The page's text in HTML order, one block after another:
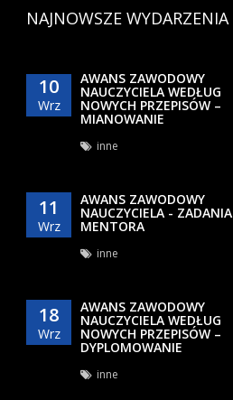
NAJNOWSZE WYDARZENIA
10
Wrz
AWANS ZAWODOWY
NAUCZYCIELA WEDŁUG
NOWYCH PRZEPISÓW –
MIANOWANIE
inne
11
Wrz
AWANS ZAWODOWY
NAUCZYCIELA - ZADANIA
MENTORA
inne
18
Wrz
AWANS ZAWODOWY
NAUCZYCIELA WEDŁUG
NOWYCH PRZEPISÓW –
DYPLOMOWANIE
inne